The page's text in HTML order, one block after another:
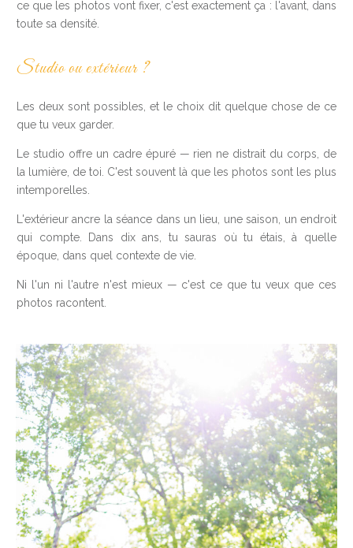
ce que les photos vont fixer, c'est exactement ça : l'avant, dans
toute sa densité.
Studio ou extérieur ?
Les deux sont possibles, et le choix dit quelque chose de ce
que tu veux garder.
Le studio offre un cadre épuré — rien ne distrait du corps, de
la lumière, de toi. C'est souvent là que les photos sont les plus
intemporelles.
L'extérieur ancre la séance dans un lieu, une saison, un endroit
qui compte. Dans dix ans, tu sauras où tu étais, à quelle
époque, dans quel contexte de vie.
Ni l'un ni l'autre n'est mieux — c'est ce que tu veux que ces
photos racontent.